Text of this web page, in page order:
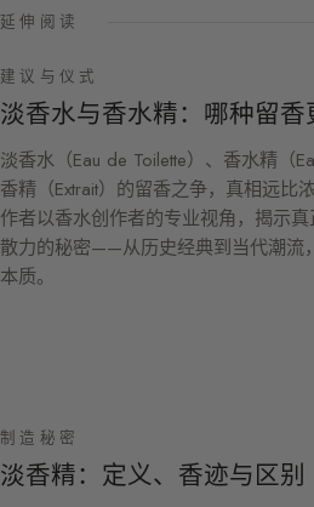
延伸阅读
建议与仪式
淡香水与香水精：哪种留香
淡香水（Eau de Toilette）、香水精（
香精（Extrait）的留香之争，真相远比
作者以香水创作者的专业视角，揭示
散力的秘密——从历史经典到当代潮流
本质。
制造秘密
淡香精：定义、香迹与区别